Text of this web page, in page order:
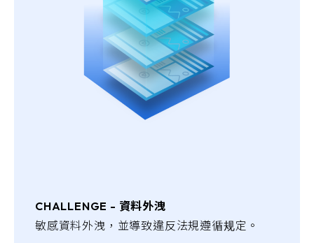
CHALLENGE - 資料外洩
敏感資料外洩，並導致違反法規遵循规定。